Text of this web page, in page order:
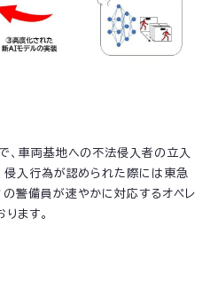
、車両基地への不法侵入者の立入
侵入行為が認められた際には東急
警備員が速やかに対応するオペレ
ます。